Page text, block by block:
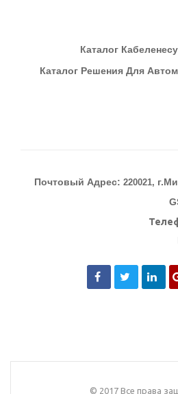
КАталог
Каталог Решения Для
Почтовый Адрес: 220021,
© 2017 Все права